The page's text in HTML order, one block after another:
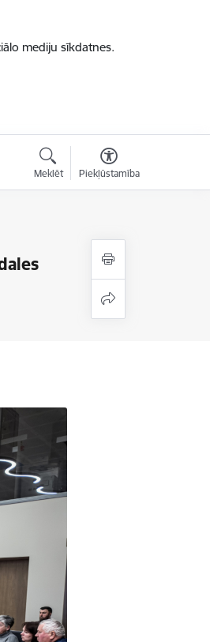
mediju sīkdatnes.
Meklēt Piekļūstamība